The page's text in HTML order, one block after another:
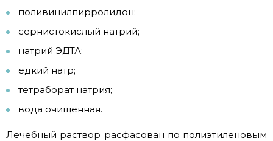
поливинилпирролидон;
сернистокислый натрий;
натрий ЭДТА;
едкий натр;
тетраборат натрия;
вода очищенная.
Лечебный раствор расфасован по полиэтиленовым